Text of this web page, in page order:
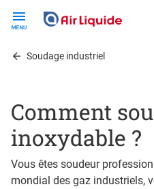
contentSoudage industriel
Comment
inoxydable ?
Vous êtes soudeur
mondial des gaz industriels,